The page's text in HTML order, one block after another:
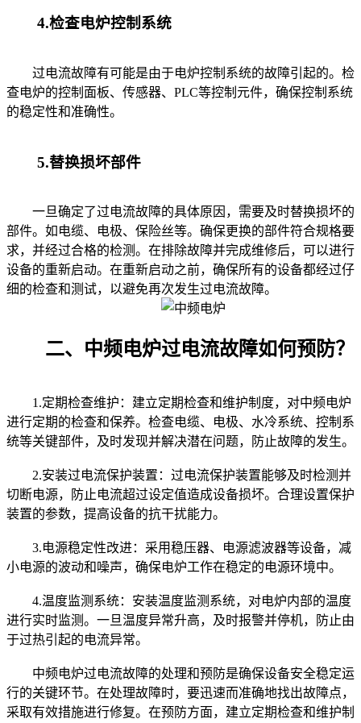
4.检查电炉控制系统
过电流故障有可能是由于电炉控制系统的故障引起的。检
查电炉的控制面板、传感器、PLC等控制元件，确保控制系统
的稳定性和准确性。
5.替换损坏部件
一旦确定了过电流故障的具体原因，需要及时替换损坏的
部件。如电缆、电极、保险丝等。确保更换的部件符合规格要
求，并经过合格的检测。在排除故障并完成维修后，可以进行
设备的重新启动。在重新启动之前，确保所有的设备都经过仔
细的检查和测试，以避免再次发生过电流故障。
二、中频电炉过电流故障如何预防？
1.定期检查维护：建立定期检查和维护制度，对中频电炉
进行定期的检查和保养。检查电缆、电极、水冷系统、控制系
统等关键部件，及时发现并解决潜在问题，防止故障的发生。
2.安装过电流保护装置：过电流保护装置能够及时检测并
切断电源，防止电流超过设定值造成设备损坏。合理设置保护
装置的参数，提高设备的抗干扰能力。
3.电源稳定性改进：采用稳压器、电源滤波器等设备，减
小电源的波动和噪声，确保电炉工作在稳定的电源环境中。
4.温度监测系统：安装温度监测系统，对电炉内部的温度
进行实时监测。一旦温度异常升高，及时报警并停机，防止由
于过热引起的电流异常。
中频电炉过电流故障的处理和预防是确保设备安全稳定运
行的关键环节。在处理故障时，要迅速而准确地找出故障点，
采取有效措施进行修复。在预防方面，建立定期检查和维护制